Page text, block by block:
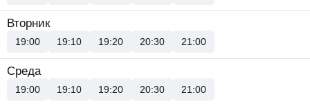
Вторник
19:00 19:10 19:20 20:30 21:00
Среда
19:00 19:10 19:20 20:30 21:00